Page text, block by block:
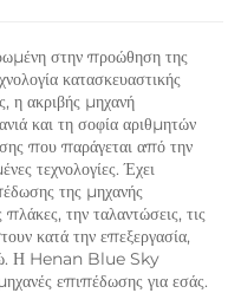
στην προώθηση της
κατασκευαστικής
η ακριβής μηχανή
και τη σοφία αριθμητών
που παράγεται από την
τεχνολογίες. Έχει
της μηχανής
την ταλαντώσεις, τις
κατά την επεξεργασία,
Η Henan Blue Sky
επιπέδωσης για εσάς.